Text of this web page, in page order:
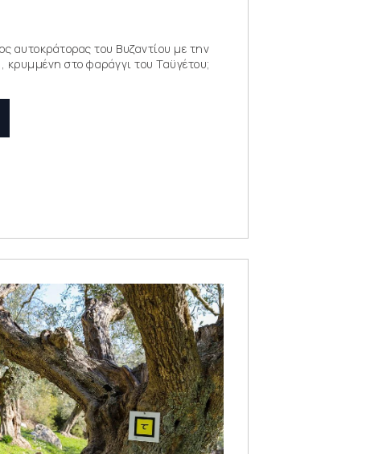
αυτοκράτορας του Βυζαντίου με την
κρυμμένη στο φαράγγι του Ταϋγέτου;